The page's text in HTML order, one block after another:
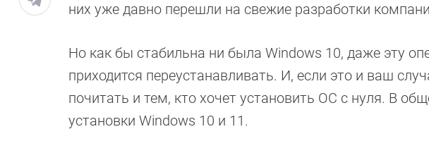
них уже давно перешли на свежие разработки
Но как бы стабильна ни была Windows 10, даже эту
приходится переустанавливать. И, если это и ваш
почитать и тем, кто хочет установить ОС с нуля. В
установки Windows 10 и 11.